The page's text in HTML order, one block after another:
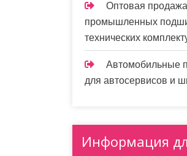
Оптовая продажа
промышленных
технических
Автомобильные
для автосервисов и
Информация